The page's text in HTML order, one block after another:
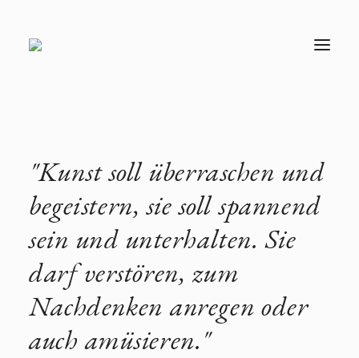
T
I
G
"Kunst soll überraschen und
begeistern, sie soll spannend
sein und unterhalten. Sie
darf verstören, zum
Nachdenken anregen oder
auch amüsieren."